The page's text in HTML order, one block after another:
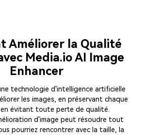
Améliorer la Qualité
Media.io AI Image
Enhancer
technologie d'intelligence artificielle
les images, en préservant chaque
évitant toute perte de qualité.
d'image peut résoudre tout
pourriez rencontrer avec la taille, la